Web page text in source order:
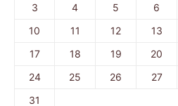
3
4 5 6
10
11 12 13
17
18 19 20
24
25 26 27
31